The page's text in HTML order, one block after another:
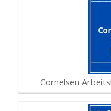
Cornelsen